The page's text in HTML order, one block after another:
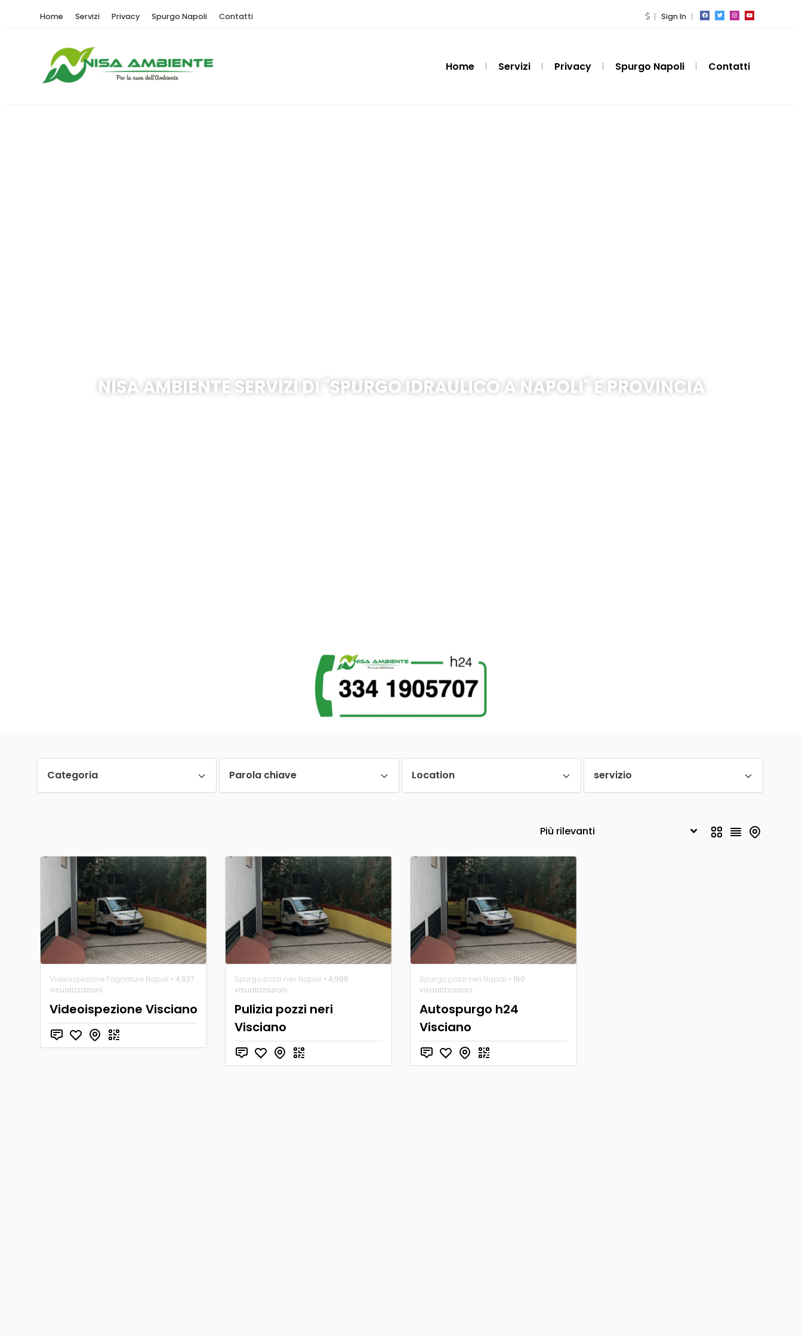
Home Servizi Privacy Spurgo Napoli Contatti Sign In
Home Servizi Privacy Spurgo Napoli Contatti
NISA AMBIENTE SERVIZI DI "SPURGO IDRAULICO A NAPOLI" E PROVINCIA
Categoria Parola chiave Location servizio
Videoispezione Fognature Napoli • 4,837
visualizzazioni
Videoispezione Visciano
Spurgo pozzi neri Napoli • 4,988
visualizzazioni
Pulizia pozzi neri
Visciano
Spurgo pozzi neri Napoli • 160
visualizzazioni
Autospurgo h24
Visciano